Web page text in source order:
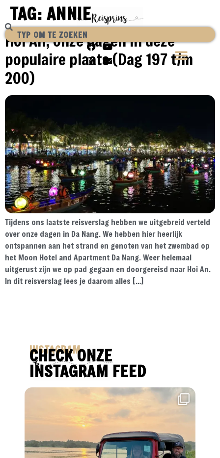
TAG: ANNIE
Hoi An, onze dagen in deze
populaire plaats (Dag 197 t/m
200)
Tijdens ons laatste reisverslag hebben we uitgebreid verteld
over onze dagen in Da Nang. We hebben hier heerlijk
ontspannen aan het strand en genoten van het zwembad op
het Moon Hotel and Apartment Da Nang. Weer helemaal
uitgerust zijn we op pad gegaan en doorgereisd naar Hoi An.
In dit reisverslag lees je daarom alles […]
INSTAGRAM
CHECK ONZE
INSTAGRAM FEED